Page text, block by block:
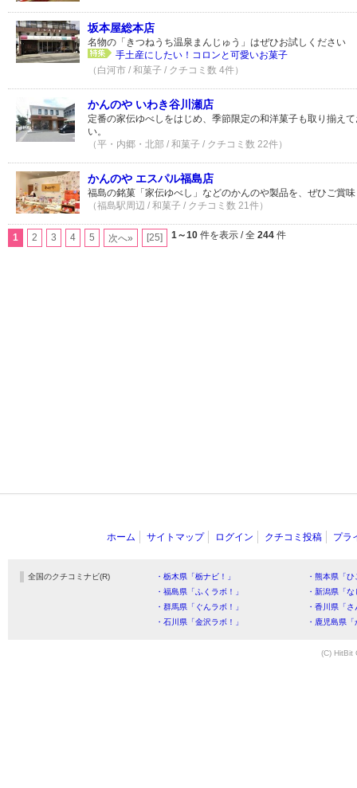
坂本屋総本店
名物の「きつねうち温泉まんじゅう」はぜひお試しください
手土産にしたい！コロンと可愛いお菓子
（白河市 / 和菓子 / クチコミ数 4件）
かんのや いわき谷川瀬店
定番の家伝ゆべしをはじめ、季節限定の和洋菓子も取り揃え
い。
（平・内郷・北部 / 和菓子 / クチコミ数 22件）
かんのや エスパル福島店
福島の銘菓「家伝ゆべし」などのかんのや製品を、ぜひご賞
（福島駅周辺 / 和菓子 / クチコミ数 21件）
1 2 3 4 5 次へ» [25] 1～10 件を表示 / 全 244 件
ホーム サイトマップ ログイン クチコミ投稿 プラ
全国のクチコミナビ(R) ・栃木県「栃ナビ！」
・熊本県「
・福島県「ふくラボ！」
・新潟県「
・群馬県「ぐんラボ！」
・香川県「
・石川県「金沢ラボ！」
・鹿児島県
(C) HitBit